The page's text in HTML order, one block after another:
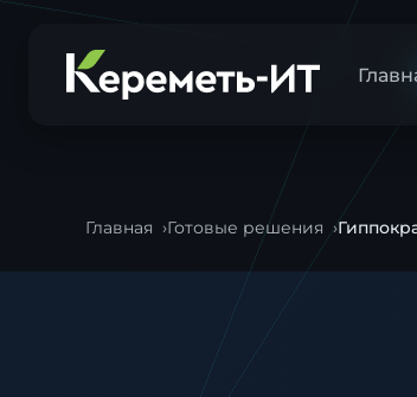
Главная Готовые решения